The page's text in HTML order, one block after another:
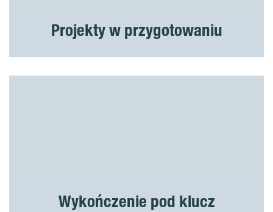
Projekty w przygotowaniu
Wykończenie pod klucz